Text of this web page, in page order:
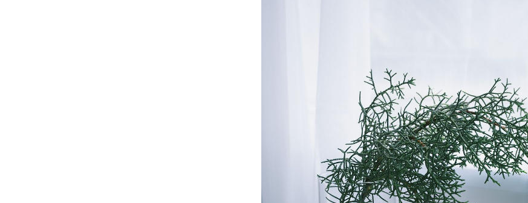
写真と同じものが届く？
商品ページに掲載している写真は、実際にお届けする商品を撮
影したものです。お花は生き物なので、どうしても色味やサイ
ズ・咲き方に個体差はありますが、できるだけ写真のイメージ